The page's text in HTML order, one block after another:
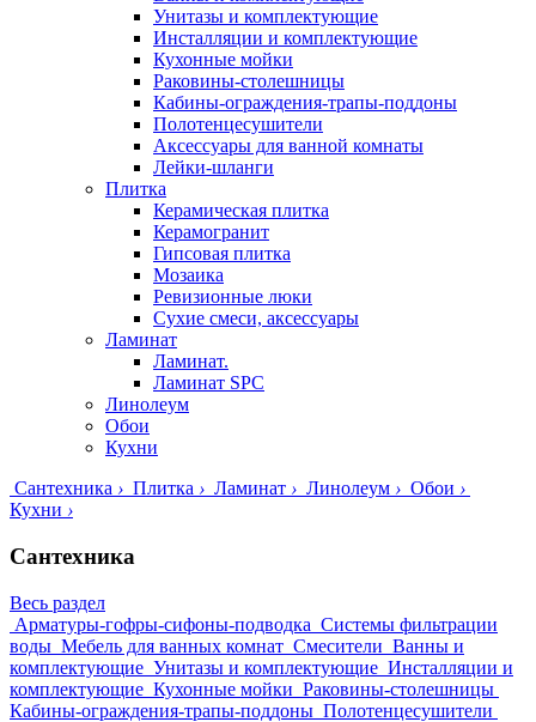
Унитазы и комплектующие
Инсталляции и комплектующие
Кухонные мойки
Раковины-столешницы
Кабины-ограждения-трапы-поддоны
Полотенцесушители
Аксессуары для ванной комнаты
Лейки-шланги
Плитка
Керамическая плитка
Керамогранит
Гипсовая плитка
Мозаика
Ревизионные люки
Сухие смеси, аксессуары
Ламинат
Ламинат.
Ламинат SPC
Линолеум
Обои
Кухни
Сантехника › Плитка › Ламинат › Линолеум › Обои ›
Кухни ›
Сантехника
Весь раздел
Арматуры-гофры-сифоны-подводка Системы фильтрации
воды Мебель для ванных комнат Смесители Ванны и
комплектующие Унитазы и комплектующие Инсталляции и
комплектующие Кухонные мойки Раковины-столешницы
Кабины-ограждения-трапы-поддоны Полотенцесушители